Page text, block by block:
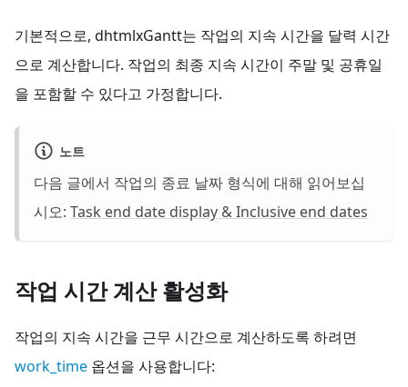
기본적으로, dhtmlxGantt는 작업의 지속 시간을 달력 시간
으로 계산합니다. 작업의 최종 지속 시간이 주말 및 공휴일
을 포함할 수 있다고 가정합니다.
노트
다음 글에서 작업의 종료 날짜 형식에 대해 읽어보십
시오: Task end date display & Inclusive end dates
작업 시간 계산 활성화
작업의 지속 시간을 근무 시간으로 계산하도록 하려면
work_time 옵션을 사용합니다: